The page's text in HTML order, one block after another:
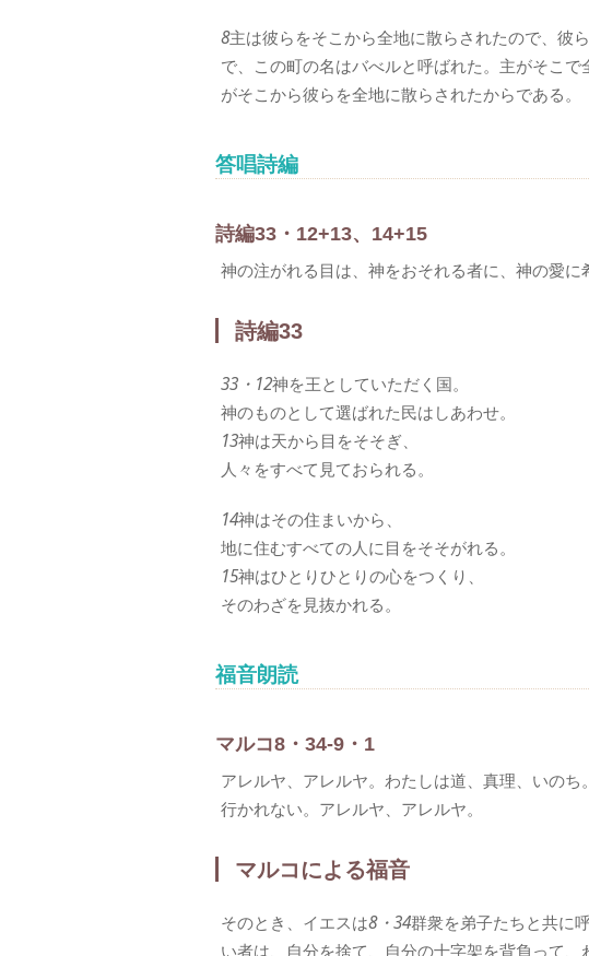
8主は彼らをそこから全地に散らされたので、彼
で、この町の名はバべルと呼ばれた。主がそこ
がそこから彼らを全地に散らされたからである。
答唱詩編
詩編33・12+13、14+15
神の注がれる目は、神をおそれる者に、神の愛に
詩編33
33・12神を王としていただく国。
神のものとして選ばれた民はしあわせ。
13神は天から目をそそぎ、
人々をすべて見ておられる。
14神はその住まいから、
地に住むすべての人に目をそそがれる。
15神はひとりひとりの心をつくり、
そのわざを見抜かれる。
福音朗読
マルコ8・34-9・1
アレルヤ、アレルヤ。わたしは道、真理、いの
行かれない。アレルヤ、アレルヤ。
マルコによる福音
そのとき、イエスは8・34群衆を弟子たちと共に
い者は、自分を捨て、自分の十字架を背負って、